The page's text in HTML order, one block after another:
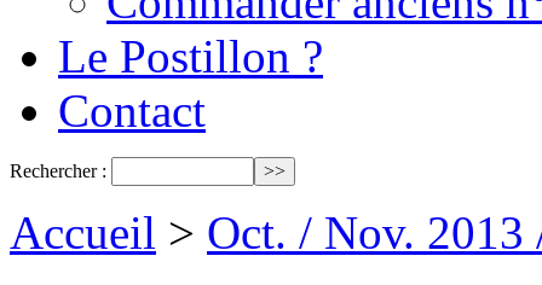
Le Postillon ?
Contact
Rechercher :
Accueil > Oct. / Nov. 2013